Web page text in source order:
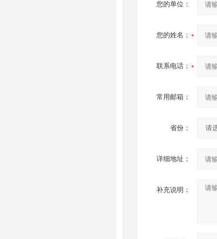
您的单位：
您的姓名：
联系电话：
常用邮箱：
省份：
详细地址：
补充说明：